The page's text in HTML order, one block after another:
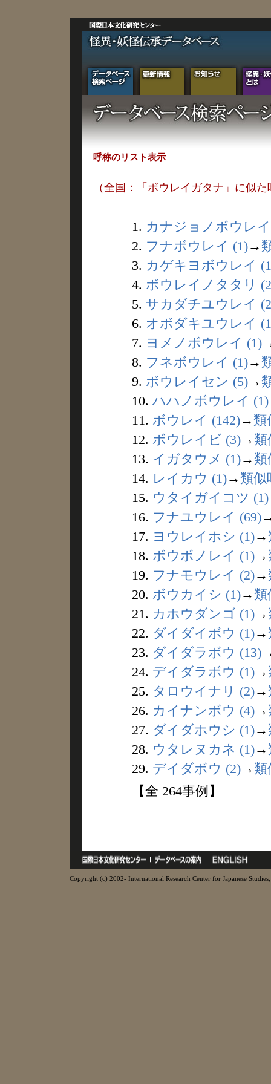
呼称のリスト表示
（全国：「ボウレイガタナ」に似た
1. カナジョノボウレ
2. フナボウレイ (1)→
3. カゲキヨボウレイ
4. ボウレイノタタリ
5. サカダチユウレイ
6. オボダキユウレイ
7. ヨメノボウレイ (1)
8. フネボウレイ (1)→
9. ボウレイセン (5)→
10. ハハノボウレイ (1)
11. ボウレイ (142)→ 類
12. ボウレイビ (3)→ 類
13. イガタウメ (1)→ 類
14. レイカウ (1)→ 類似
15. ウタイガイコツ (1)
16. フナユウレイ (69)
17. ヨウレイホシ (1)→
18. ボウボノレイ (1)→
19. フナモウレイ (2)→
20. ボウカイシ (1)→ 類
21. カホウダンゴ (1)→
22. ダイダイボウ (1)→
23. ダイダラボウ (13)
24. デイダラボウ (1)→
25. タロウイナリ (2)→
26. カイナンボウ (4)→
27. ダイダホウシ (1)→
28. ウタレヌカネ (1)→
29. デイダボウ (2)→ 類
【全 264事例】
Copyright (c) 2002- International Research Center for Japanese